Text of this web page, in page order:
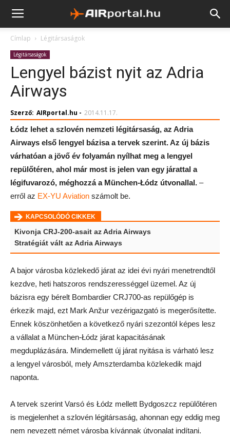
Címlap Légitársaságok
Légitársaságok
Lengyel bázist nyit az Adria
Airways
Szerző: AIRportal.hu - 2014.11.17.
Łódz lehet a szlovén nemzeti légitársaság, az Adria
Airways első lengyel bázisa a tervek szerint. Az új bázis
várhatóan a jövő év folyamán nyílhat meg a lengyel
repülőtéren, ahol már most is jelen van egy járattal a
légifuvarozó, méghozzá a München-Łódz útvonallal. –
erről az EX-YU Aviation számolt be.
KAPCSOLÓDÓ CIKKEK
Kivonja CRJ-200-asait az Adria Airways
Stratégiát vált az Adria Airways
A bajor városba közlekedő járat az idei évi nyári menetrendtől
kezdve, heti hatszoros rendszerességgel üzemel. Az új
bázisra egy bérelt Bombardier CRJ700-as repülőgép is
érkezik majd, ezt Mark Anžur vezérigazgató is megerősítette.
Ennek köszönhetően a következő nyári szezontól képes lesz
a vállalat a München-Łódz járat kapacitásának
megduplázására. Mindemellett új járat nyitása is várható lesz
a lengyel városból, mely Amszterdamba közlekedik majd
naponta.
A tervek szerint Varsó és Łódz mellett Bydgoszcz repülőtéren
is megjelenhet a szlovén légitársaság, ahonnan egy eddig meg
nem nevezett német városba kívánnak útvonalat indítani.